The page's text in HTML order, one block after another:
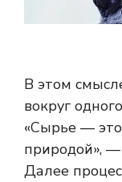
В этом
вокруг
«Сырье —
природой», —
Далее